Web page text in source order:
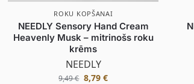
ROKU KOPŠANAI
NEEDLY Sensory Hand Cream
Heavenly Musk – mitrinošs roku
krēms
NEEDLY
9,49€ 8,79€